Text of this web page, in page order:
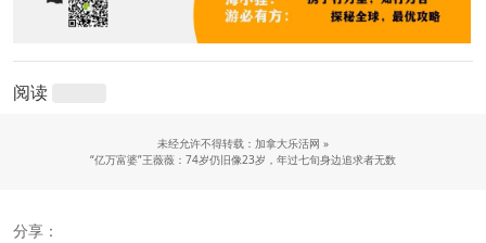
阅读
未经允许不得转载：加拿大乐活网 »
“亿万富婆”王薇薇：74岁仍旧像23岁，年过七旬身边追求者无数
分享：